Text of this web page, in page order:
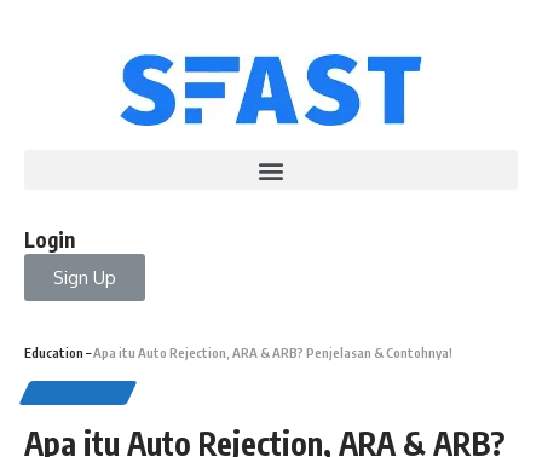
Login
Sign Up
Education –Apa itu Auto Rejection, ARA & ARB? Penjelasan & Contohnya!
Apa itu Auto Rejection, ARA & ARB?